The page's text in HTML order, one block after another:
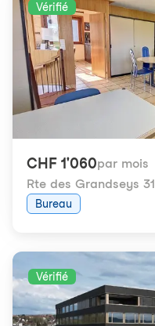
Vérifié
CHF 1'060par mois
Rte des Grandseys 31
Bureau
Vérifié